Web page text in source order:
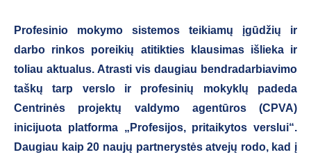
Profesinio mokymo sistemos teikiamų įgūdžių ir
darbo rinkos poreikių atitikties klausimas išlieka ir
toliau aktualus. Atrasti vis daugiau bendradarbiavimo
taškų tarp verslo ir profesinių mokyklų padeda
Centrinės projektų valdymo agentūros (CPVA)
inicijuota platforma „Profesijos, pritaikytos verslui“.
Daugiau kaip20 naujų partnerystės atvejų rodo, kad į